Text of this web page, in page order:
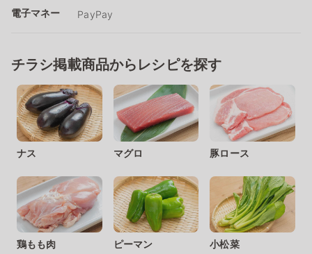
電子マネー PayPay
チラシ掲載商品からレシピを探す
ナス マグロ 豚ロース
鶏もも肉 ピーマン 小松菜